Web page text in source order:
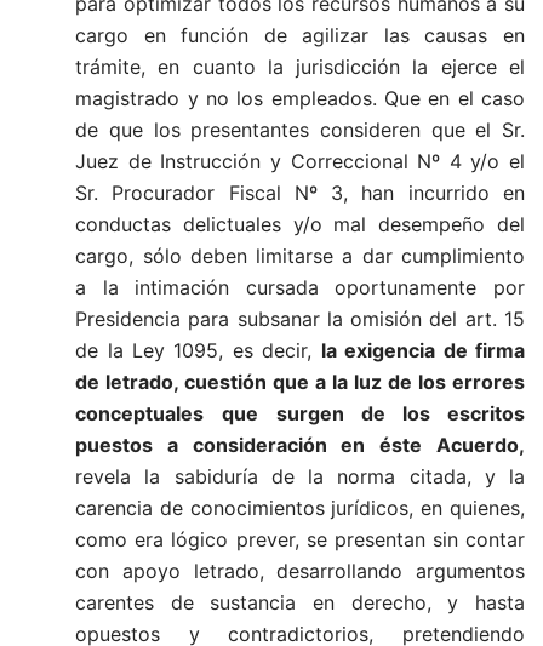
cargo en función de agilizar las causas en
trámite, en cuanto la jurisdicción la ejerce el
magistrado y no los empleados. Que en el caso
de que los presentantes consideren que el Sr.
Juez de Instrucción y Correccional Nº 4 y/o el
Sr. Procurador Fiscal Nº 3, han incurrido en
conductas delictuales y/o mal desempeño del
cargo, sólo deben limitarse a dar cumplimiento
a la intimación cursada oportunamente por
Presidencia para subsanar la omisión del art. 15
de la Ley 1095, es decir, la exigencia de firma
de letrado, cuestión que a la luz de los errores
conceptuales
que surgen de los escritos
puestos a consideración en éste Acuerdo,
revela la sabiduría de la norma citada, y la
carencia de conocimientos jurídicos, en quienes,
como era lógico prever, se presentan sin contar
con apoyo letrado, desarrollando argumentos
carentes de sustancia en derecho, y hasta
opuestos y contradictorios, pretendiendo